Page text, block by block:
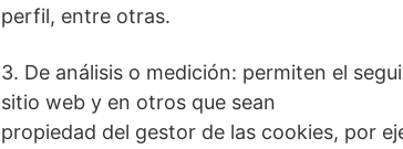
perfil, entre otras.
3. De análisis o medición: permiten el
sitio web y en otros que sean
propiedad del gestor de las cookies, por